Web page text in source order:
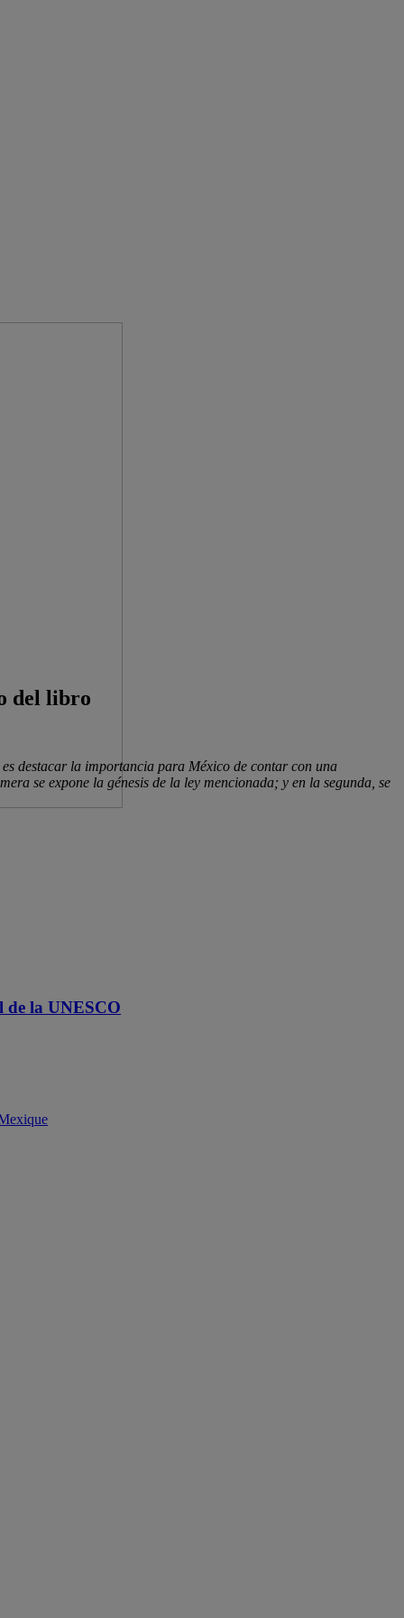
del libro
destacar la importancia para México de contar con una
se expone la génesis de la ley mencionada; y en la segunda, se
de la UNESCO